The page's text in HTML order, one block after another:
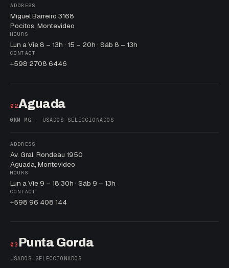
ADDRESS
Miguel Barreiro 3168
Pocitos, Montevideo
HOURS
Lun a Vie 8 – 13h · 15 – 20h · Sáb 8 – 13h
CONTACT
+598 2708 6446
02Aguada
0KM MG · USADOS SELECCIONADOS
ADDRESS
Av. Gral. Rondeau 1950
Aguada, Montevideo
HOURS
Lun a Vie 9 – 18:30h · Sáb 9 – 13h
CONTACT
+598 96 408 144
03 Punta Gorda
USADOS SELECCIONADOS